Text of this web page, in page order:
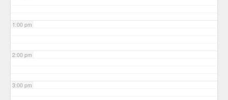
1:00 pm
2:00 pm
3:00 pm